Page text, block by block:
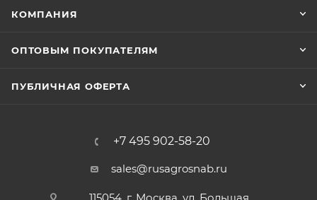
КОМПАНИЯ
ОПТОВЫМ ПОКУПАТЕЛЯМ
ПУБЛИЧНАЯ ОФЕРТА
+7 495 902-58-20
sales@rusagrosnab.ru